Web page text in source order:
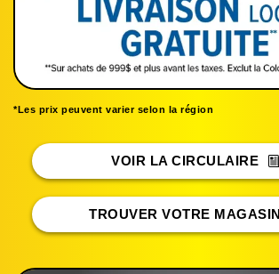
*Les prix peuvent varier selon la région
VOIR LA CIRCULAIRE
TROUVER VOTRE MAGASIN